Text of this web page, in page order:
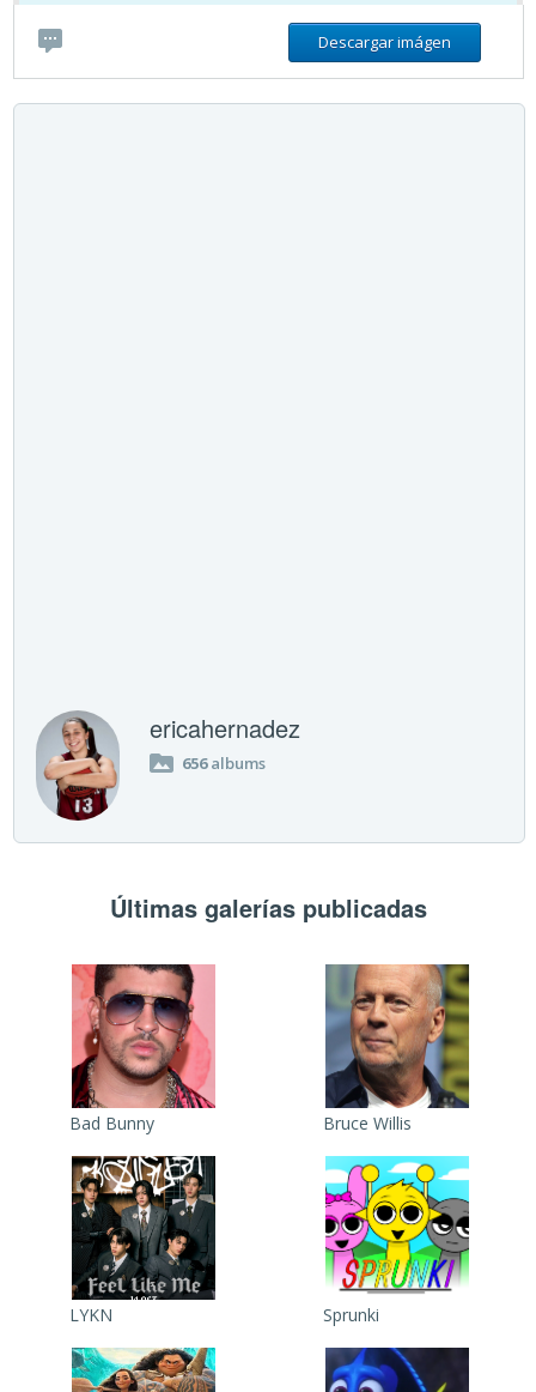
Descargar imágen
ericahernadez
656albums
Últimas galerías publicadas
Bad Bunny Bruce Willis
LYKN Sprunki